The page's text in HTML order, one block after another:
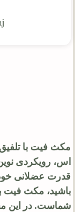
مکث فیت با
اس، رویکردی
قدرت عضلانی
شماست. در این